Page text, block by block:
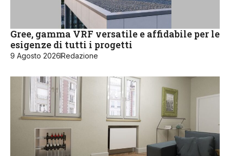
Gree, gamma VRF versatile e affidabile per le
esigenze di tutti i progetti
9 Agosto 2026Redazione